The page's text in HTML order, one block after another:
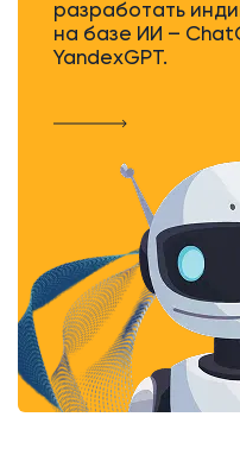
разработать
на базе ИИ –
YandexGPT.